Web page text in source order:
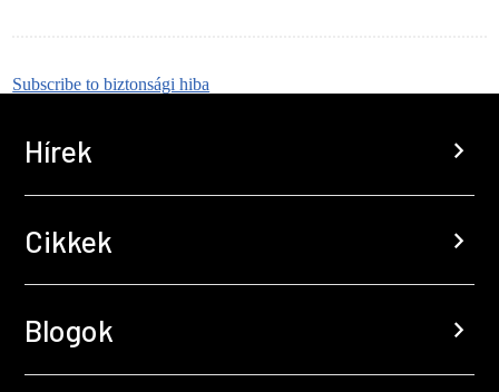
Subscribe to biztonsági hiba
Hírek chevron_right
Cikkek chevron_right
Blogok chevron_right